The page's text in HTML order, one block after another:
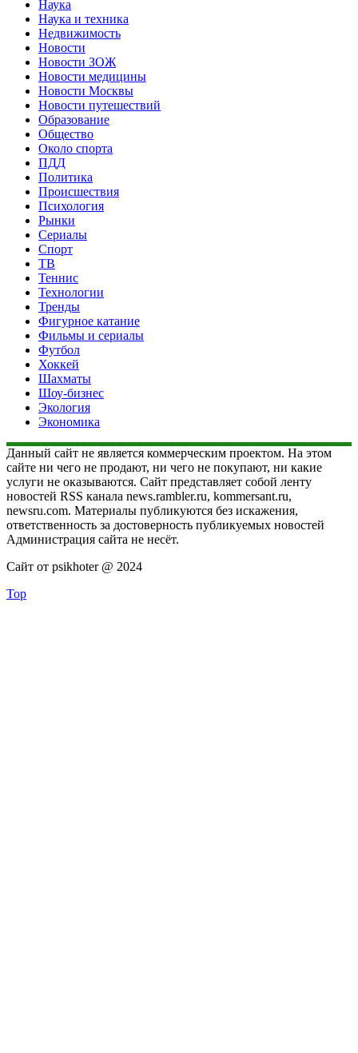
Наука
Наука и техника
Недвижимость
Новости
Новости ЗОЖ
Новости медицины
Новости Москвы
Новости путешествий
Образование
Общество
Около спорта
ПДД
Политика
Происшествия
Психология
Рынки
Сериалы
Спорт
ТВ
Теннис
Технологии
Тренды
Фигурное катание
Фильмы и сериалы
Футбол
Хоккей
Шахматы
Шоу-бизнес
Экология
Экономика
Данный сайт не является коммерческим проектом. На этом
сайте ни чего не продают, ни чего не покупают, ни какие
услуги не оказываются. Сайт представляет собой ленту
новостей RSS канала news.rambler.ru, kommersant.ru,
newsru.com. Материалы публикуются без искажения,
ответственность за достоверность публикуемых новостей
Администрация сайта не несёт.
Сайт от psikhoter @ 2024
Top